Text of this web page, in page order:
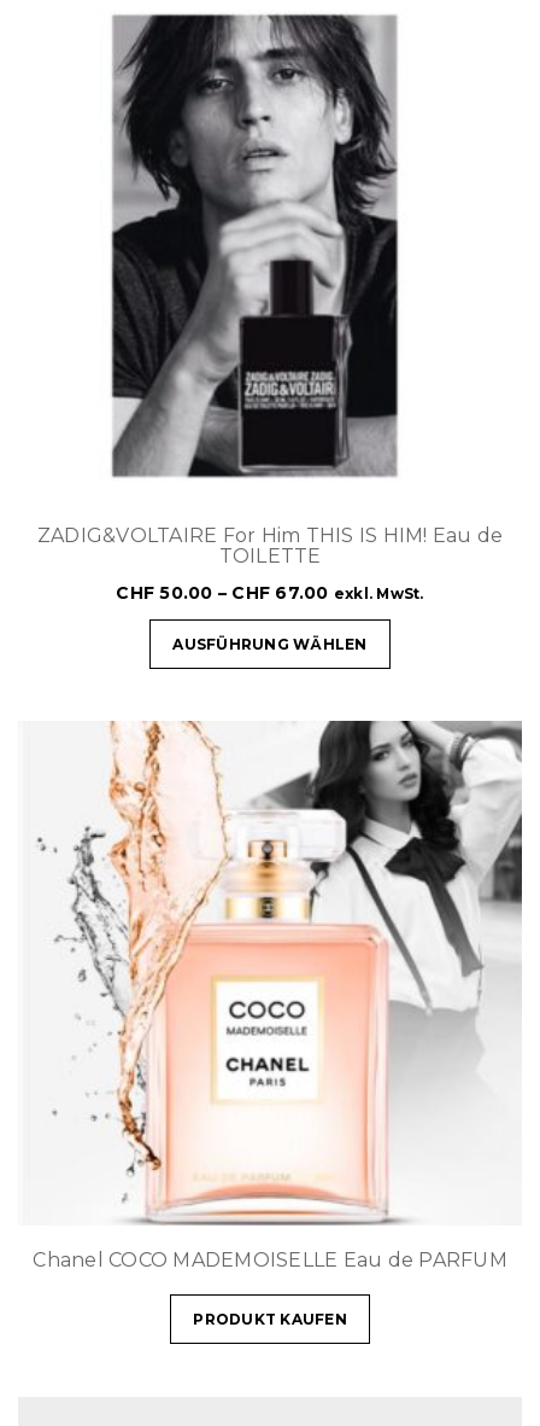
ZADIG&VOLTAIRE For Him THIS IS HIM! Eau de
TOILETTE
CHF 50.00 – CHF 67.00 exkl. MwSt.
AUSFÜHRUNG WÄHLEN
Chanel COCO MADEMOISELLE Eau de PARFUM
PRODUKT KAUFEN